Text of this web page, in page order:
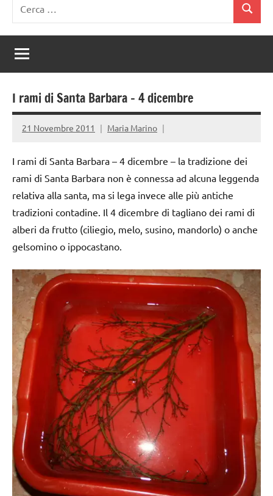
per:
Cerca
I rami di Santa Barbara – 4 dicembre
21 Novembre 2011 Maria Marino
I rami di Santa Barbara – 4 dicembre – la tradizione dei
rami di Santa Barbara non è connessa ad alcuna leggenda
relativa alla santa, ma si lega invece alle più antiche
tradizioni contadine. Il 4 dicembre di tagliano dei rami di
alberi da frutto (ciliegio, melo, susino, mandorlo) o anche
gelsomino o ippocastano.